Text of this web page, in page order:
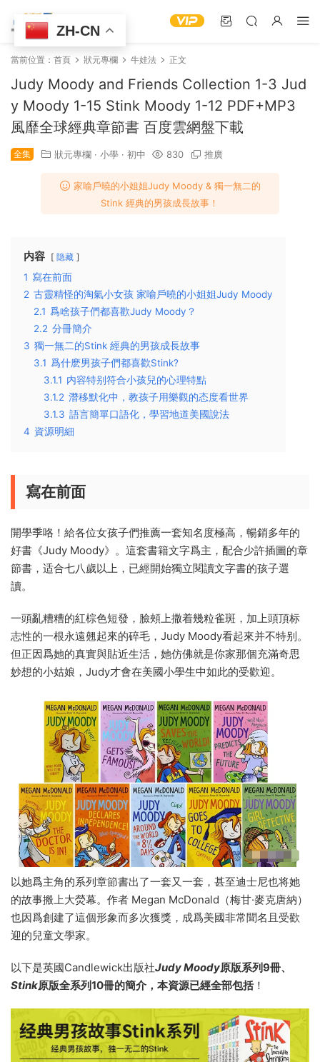
當前位置： 首頁 狀元專欄 牛娃法 正文
Judy Moody and Friends Collection 1-3 Jud
y Moody 1-15 Stink Moody 1-12 PDF+MP3
風靡全球經典章節書 百度雲網盤下載
全集 狀元專欄 · 小學 · 初中 830 推廣
家喻戶曉的小姐姐Judy Moody & 獨一無二的
Stink 經典的男孩成長故事！
内容 隐藏
1 寫在前面
2 古靈精怪的淘氣小女孩 家喻戶曉的小姐姐Judy Moody
2.1 爲啥孩子們都喜歡Judy Moody？
2.2 分冊簡介
3 獨一無二的Stink 經典的男孩成長故事
3.1 爲什麽男孩子們都喜歡Stink?
3.1.1 内容特别符合小孩兒的心理特點
3.1.2 潛移默化中，教孩子用樂觀的态度看世界
3.1.3 語言簡單口語化，學習地道美國說法
4 資源明細
寫在前面
開學季咯！給各位女孩子們推薦一套知名度極高，暢銷多年的
好書《Judy Moody》。這套書籍文字爲主，配合少許插圖的章
節書，适合七八歲以上，已經開始獨立閱讀文字書的孩子選
讀。
一頭亂糟糟的紅棕色短發，臉頰上撒着幾粒雀斑，加上頭頂标
志性的一根永遠翹起來的碎毛，Judy Moody看起來并不特别。
但正因爲她的真實與貼近生活，她仿佛就是你家那個充滿奇思
妙想的小姑娘，Judy才會在美國小學生中如此的受歡迎。
以她爲主角的系列章節書出了一套又一套，甚至迪士尼也将她
的故事搬上大熒幕。作者 Megan McDonald（梅甘·麥克唐納）
也因爲創建了這個形象而多次獲獎，成爲美國非常聞名且受歡
迎的兒童文學家。
以下是英國Candlewick出版社Judy Moody原版系列9冊、
Stink原版全系列10冊的簡介，本資源已經全部包括！
ZH-CN